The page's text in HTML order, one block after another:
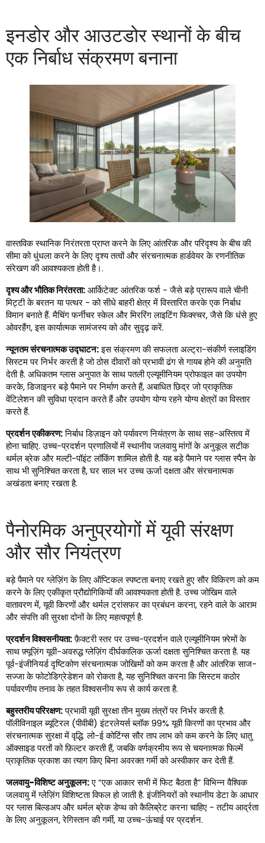
इनडोर और आउटडोर स्थानों के बीच
एक निर्बाध संक्रमण बनाना
वास्तविक स्थानिक निरंतरता प्राप्त करने के लिए आंतरिक और परिदृश्य के बीच की
सीमा को धुंधला करने के लिए दृश्य तत्वों और संरचनात्मक हार्डवेयर के रणनीतिक
संरेखण की आवश्यकता होती है।.
दृश्य और भौतिक निरंतरता:आर्किटेक्ट आंतरिक फर्श - जैसे बड़े प्रारूप वाले चीनी
मिट्टी के बरतन या पत्थर - को सीधे बाहरी क्षेत्र में विस्तारित करके एक निर्बाध
विमान बनाते हैं. मैचिंग फर्नीचर स्केल और मिररिंग लाइटिंग फिक्स्चर, जैसे कि धंसे हुए
ओवरहैंग, इस कार्यात्मक सामंजस्य को और सुदृढ़ करें.
न्यूनतम संरचनात्मक उद्घाटन:इस संक्रमण की सफलता अल्ट्रा-संकीर्ण स्लाइडिंग
सिस्टम पर निर्भर करती है जो ठोस दीवारों को प्रभावी ढंग से गायब होने की अनुमति
देती है. अधिकतम ग्लास अनुपात के साथ पतली एल्यूमीनियम प्रोफाइल का उपयोग
करके, डिजाइनर बड़े पैमाने पर निर्माण करते हैं, अबाधित छिद्र जो प्राकृतिक
वेंटिलेशन की सुविधा प्रदान करते हैं और उपयोग योग्य रहने योग्य क्षेत्रों का विस्तार
करते हैं.
प्रदर्शन एकीकरण:निर्बाध डिज़ाइन को पर्यावरण नियंत्रण के साथ सह-अस्तित्व में
होना चाहिए. उच्च-प्रदर्शन प्रणालियों में स्थानीय जलवायु मांगों के अनुकूल सटीक
थर्मल ब्रेक और मल्टी-पॉइंट लॉकिंग शामिल होती है. यह बड़े पैमाने पर ग्लास स्पैन के
साथ भी सुनिश्चित करता है, घर साल भर उच्च ऊर्जा दक्षता और संरचनात्मक
अखंडता बनाए रखता है.
पैनोरमिक अनुप्रयोगों में यूवी संरक्षण
और सौर नियंत्रण
बड़े पैमाने पर ग्लेज़िंग के लिए ऑप्टिकल स्पष्टता बनाए रखते हुए सौर विकिरण को कम
करने के लिए एकीकृत प्रौद्योगिकियों की आवश्यकता होती है. उच्च जोखिम वाले
वातावरण में, यूवी किरणों और थर्मल ट्रांसफर का प्रबंधन करना, रहने वाले के आराम
और संपत्ति की सुरक्षा दोनों के लिए महत्वपूर्ण है.
प्रदर्शन विश्वसनीयता:फ़ैक्टरी स्तर पर उच्च-प्रदर्शन वाले एल्यूमीनियम फ़्रेमों के
साथ फ़्यूज़िंग यूवी-अवरुद्ध ग्लेज़िंग दीर्घकालिक ऊर्जा दक्षता सुनिश्चित करता है. यह
पूर्व-इंजीनियर्ड दृष्टिकोण संरचनात्मक जोखिमों को कम करता है और आंतरिक साज-
सज्जा के फोटोडिग्रेडेशन को रोकता है, यह सुनिश्चित करना कि सिस्टम कठोर
पर्यावरणीय तनाव के तहत विश्वसनीय रूप से कार्य करता है.
बहुस्तरीय परिरक्षण:प्रभावी यूवी सुरक्षा तीन मुख्य तंत्रों पर निर्भर करती है.
पॉलीविनाइल ब्यूटिरल (पीवीबी) इंटरलेयर्स ब्लॉक 99% यूवी किरणों का प्रभाव और
संरचनात्मक सुरक्षा में वृद्धि. लो-ई कोटिंग्स सौर ताप लाभ को कम करने के लिए धातु
ऑक्साइड परतों को फ़िल्टर करती हैं, जबकि वर्णक्रमीय रूप से चयनात्मक फिल्में
प्राकृतिक प्रकाश का त्याग किए बिना अवरक्त गर्मी को अस्वीकार कर देती हैं.
जलवायु-विशिष्ट अनुकूलन:ए “एक आकार सभी में फिट बैठता है” विभिन्न वैश्विक
जलवायु में ग्लेज़िंग विशिष्टता विफल हो जाती है. इंजीनियरों को स्थानीय डेटा के आधार
पर ग्लास बिल्डअप और थर्मल ब्रेक डेप्थ को कैलिब्रेट करना चाहिए - तटीय आर्द्रता
के लिए अनुकूलन, रेगिस्तान की गर्मी, या उच्च-ऊंचाई पर प्रदर्शन.